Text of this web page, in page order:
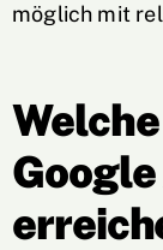
möglich mit